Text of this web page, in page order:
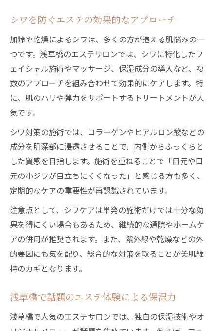
シワを防ぐエステの効果的なアプローチ
加齢や乾燥によるシワは、多くの方が抱える肌悩みの一
つです。浅草橋のエステサロンでは、シワに特化したフ
ェイシャル施術やマッサージ、保湿成分の導入など、複
数のアプローチを組み合わせて効果的にケアします。特
に、肌のハリや弾力をサポートするトリートメントが人
気です。
シワ対策の施術では、コラーゲンやヒアルロン酸などの
成分を肌深部に浸透させることで、内側からふっくらと
した質感を目指します。施術を重ねることで「目元や口
元の小ジワが目立ちにくくなった」と感じる方も多く、
定期的なケアの重要性が再認識されています。
注意点として、シワケアは単発の施術だけでは十分な効
果を得にくい場合もあるため、継続的な通院やホームケ
アの併用が推奨されます。また、紫外線や乾燥などの外
的要因にも気を配り、総合的な対策を取ることが美肌維
持のカギとなります。
浅草橋で話題のエステ体験による保湿力
浅草橋で人気のエステサロンでは、独自の保湿技術やオ